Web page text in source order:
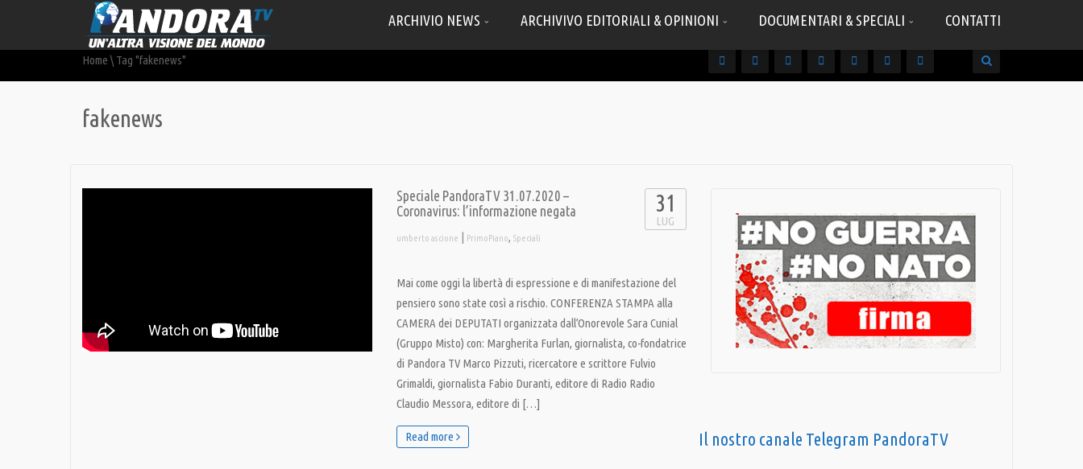
ARCHIVIO NEWS ARCHIVIVO EDITORIALI & OPINIONI DOCUMENTARI & SPECIALI CONTATTI
Home \ Tag "fakenews"
fakenews
Speciale PandoraTV 31.07.2020 –
Coronavirus: l’informazione negata
umberto ascione | PrimoPiano, Speciali
31
LUG
Mai come oggi la libertà di espressione e di manifestazione del
pensiero sono state così a rischio. CONFERENZA STAMPA alla
CAMERA dei DEPUTATI organizzata dall’Onorevole Sara Cunial
(Gruppo Misto) con: Margherita Furlan, giornalista, co-fondatrice
di Pandora TV Marco Pizzuti, ricercatore e scrittore Fulvio
Grimaldi, giornalista Fabio Duranti, editore di Radio Radio
Claudio Messora, editore di […]
Read more Il nostro canale Telegram PandoraTV